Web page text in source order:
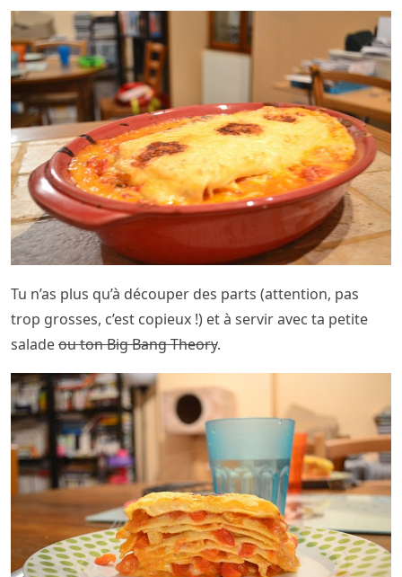
Tu n’as plus qu’à découper des parts (attention, pas
trop grosses, c’est copieux !) et à servir avec ta petite
saladeou ton Big Bang Theory.